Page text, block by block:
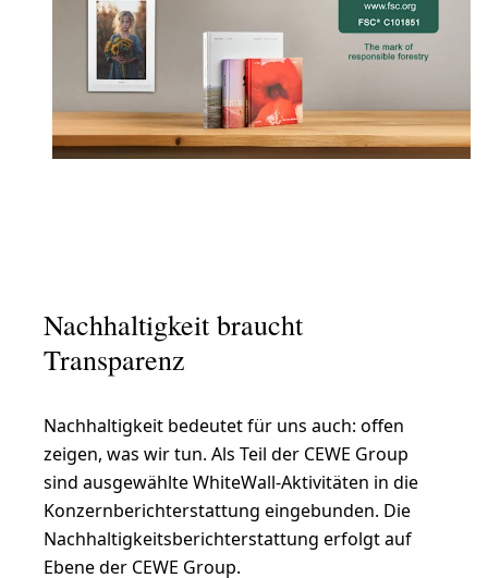
Nachhaltigkeit braucht
Transparenz
Nachhaltigkeit bedeutet für uns auch: offen
zeigen, was wir tun. Als Teil der CEWE Group
sind ausgewählte WhiteWall-Aktivitäten in die
Konzernberichterstattung eingebunden. Die
Nachhaltigkeitsberichterstattung erfolgt auf
Ebene der CEWE Group.